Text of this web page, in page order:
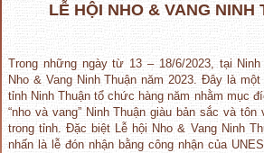
LỄ HỘI NHO & VANG NINH
Trong những ngày từ 13 – 18/6/2023, tại
Nho & Vang Ninh Thuận năm 2023. Đây là
tỉnh Ninh Thuận tổ chức hàng năm nhằm mục
“nho và vang” Ninh Thuận giàu bản sắc và
trong tỉnh. Đặc biệt Lễ hội Nho & Vang Ninh
nhấn là lễ đón nhận bằng công nhận của